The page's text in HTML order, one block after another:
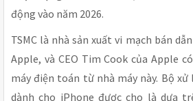
động vào năm 2026.
TSMC là nhà sản xuất vi mạch bán
Apple, và CEO Tim Cook của Apple
máy điện toán từ nhà máy này. Bộ
dành cho iPhone được cho là dựa